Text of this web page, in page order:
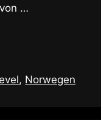
…
, Norwegen